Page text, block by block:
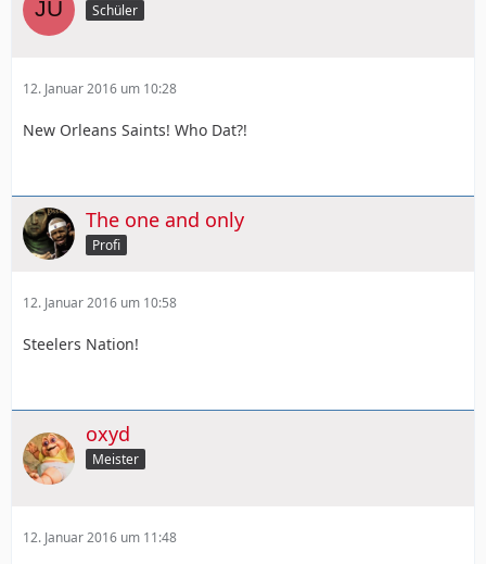
Schüler
12. Januar 2016 um 10:28
New Orleans Saints! Who Dat?!
The one and only
Profi
12. Januar 2016 um 10:58
Steelers Nation!
oxyd
Meister
12. Januar 2016 um 11:48